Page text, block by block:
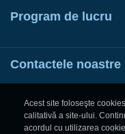
Program de lucru
Contactele noastre
Acest site foloseşte
calitativă a site-ului.
acordul cu utilizarea